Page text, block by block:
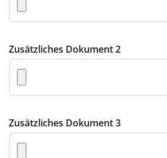
Zusätzliches Dokument 2
Zusätzliches Dokument 3